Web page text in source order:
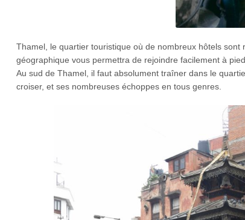
Thamel, le quartier touristique où de nombreux hôtels
géographique vous permettra de rejoindre facilement à
Au sud de Thamel, il faut absolument traîner dans le
croiser, et ses nombreuses échoppes en tous genres.